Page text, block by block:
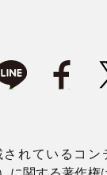
れているコン